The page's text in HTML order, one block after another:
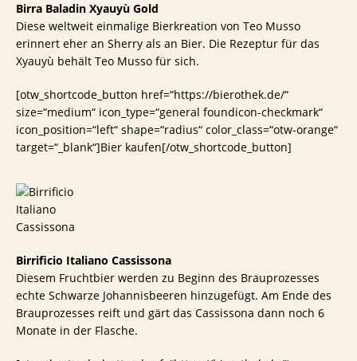
Birra Baladin Xyauyù Gold
Diese weltweit einmalige Bierkreation von Teo Musso
erinnert eher an Sherry als an Bier. Die Rezeptur für das
Xyauyù behält Teo Musso für sich.
[otw_shortcode_button href=“https://bierothek.de/“
size=“medium“ icon_type=“general foundicon-checkmark“
icon_position=“left“ shape=“radius“ color_class=“otw-orange“
target=“_blank“]Bier kaufen[/otw_shortcode_button]
Birrificio Italiano Cassissona
Diesem Fruchtbier werden zu Beginn des Brauprozesses
echte Schwarze Johannisbeeren hinzugefügt. Am Ende des
Brauprozesses reift und gärt das Cassissona dann noch 6
Monate in der Flasche.